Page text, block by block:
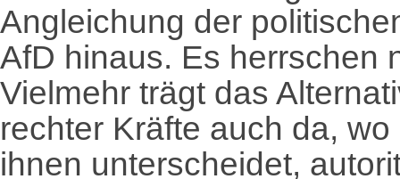
Angleichung der
AfD hinaus. Es herrschen
Vielmehr trägt das
rechter Kräfte auch da,
ihnen unterscheidet,